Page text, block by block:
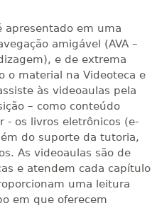
apresentado em uma
amigável (AVA –
e de extrema
o material na Videoteca e
às videoaulas pela
– como conteúdo
- os livros eletrônicos (e-
do suporte da tutoria,
As videoaulas são de
e atendem cada capítulo
uma leitura
em que oferecem